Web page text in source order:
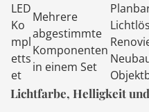
LED
Ko
mpl
etts
et
Mehrere
abgestimmte
Komponenten
in einem Set
Lichtfarbe, Helligkeit